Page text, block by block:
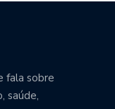
fala sobre
saúde,